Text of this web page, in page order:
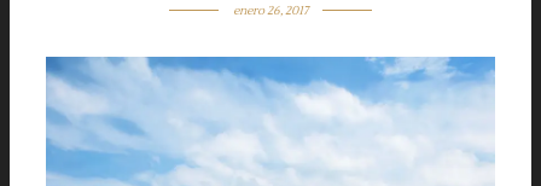
enero 26, 2017